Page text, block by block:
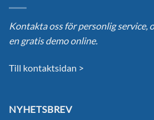
Kontakta oss för personlig service,
en gratis demo online.
Till kontaktsidan >
NYHETSBREV